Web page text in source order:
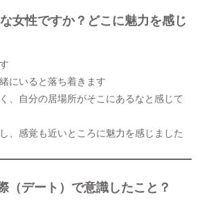
女性ですか？どこに魅力を感じ
にいると落ち着きます
、自分の居場所がそこにあるなと感じて
、感覚も近いところに魅力を感じました
（デート）で意識したこと？